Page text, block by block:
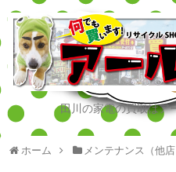
田川の家電の買取はア
ホーム メンテナンス（他